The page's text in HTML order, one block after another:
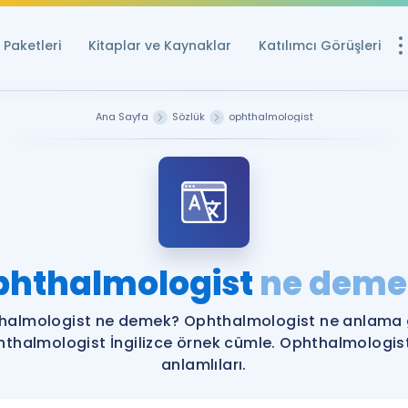
Paketleri Kitaplar ve Kaynaklar Katılımcı Görüşleri
Ücretsiz
YDS ve YÖKDİL
YDS ve YÖKDİL
YDS ve YÖKDİL'e
Ana Sayfa Sözlük ophthalmologist
ne
ne demek? Ophthalmologist ne anlama
İngilizce örnek cümle.
anlamlıları.